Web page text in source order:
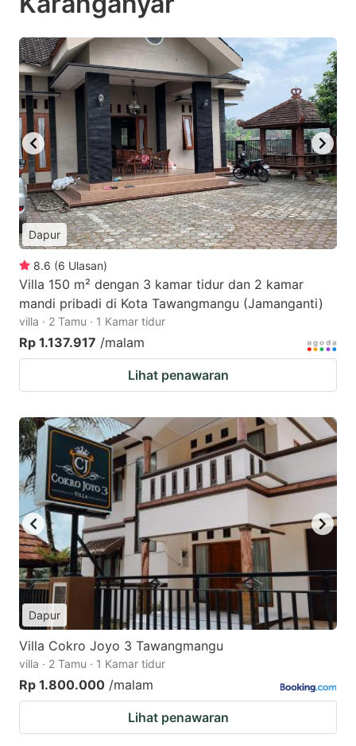
Dapur
8.6 (6 Ulasan)
Villa 150 m² dengan 3 kamar tidur dan 2 kamar
mandi pribadi di Kota Tawangmangu (Jamanganti)
villa · 2 Tamu · 1 Kamar tidur
Rp 1.137.917 /malam
Lihat penawaran
Dapur
Villa Cokro Joyo 3 Tawangmangu
villa · 2 Tamu · 1 Kamar tidur
Rp 1.800.000 /malam
Lihat penawaran